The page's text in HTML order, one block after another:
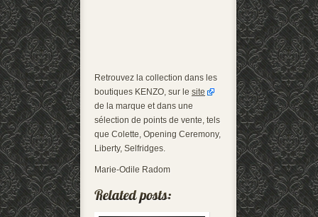
Retrouvez la collection dans les
boutiques KENZO, sur le site
de la marque et dans une
sélection de points de vente, tels
que Colette, Opening Ceremony,
Liberty, Selfridges.
Marie-Odile Radom